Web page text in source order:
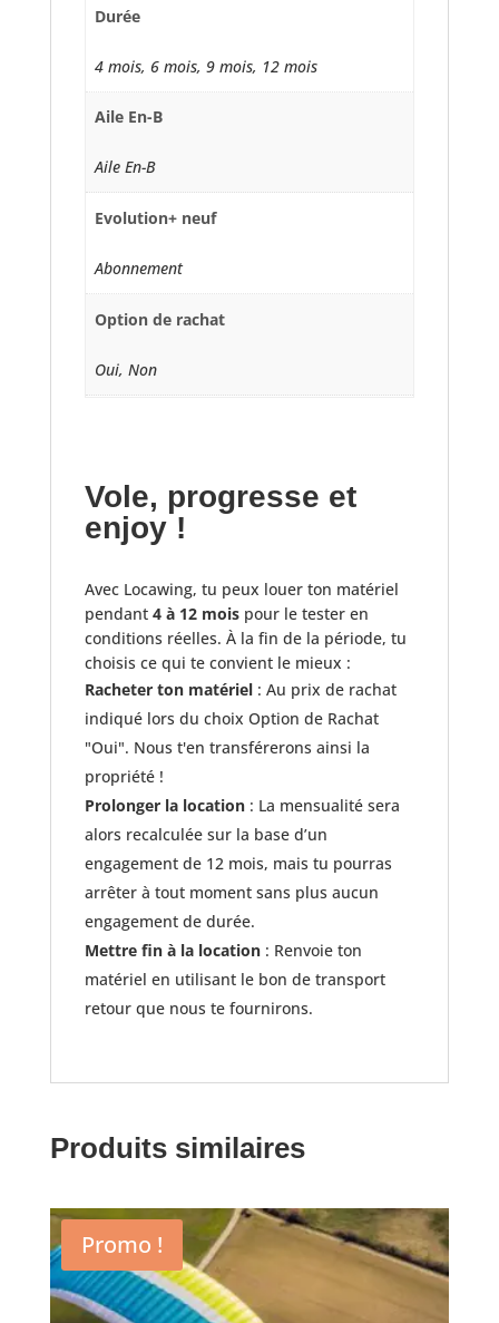
Durée
4 mois, 6 mois, 9 mois, 12 mois
Aile En-B
Aile En-B
Evolution+ neuf
Abonnement
Option de rachat
Oui, Non
Vole, progresse et
enjoy !
Avec Locawing, tu peux louer ton matériel
pendant 4 à 12 moispour le tester en
conditions réelles. À la fin de la période, tu
choisis ce qui te convient le mieux :
Racheter ton matériel : Au prix de rachat
indiqué lors du choix Option de Rachat
"Oui". Nous t'en transférerons ainsi la
propriété !
Prolonger la location: La mensualité sera
alors recalculée sur la base d’un
engagement de 12 mois, mais tu pourras
arrêter à tout moment sans plus aucun
engagement de durée.
Mettre fin à la location: Renvoie ton
matériel en utilisant le bon de transport
retour que nous te fournirons.
Produits similaires
Promo !